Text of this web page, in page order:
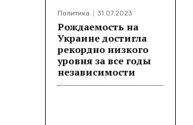
Политика 31.07.2023
Рождаемость на
Украине достигла
рекордно низкого
уровня за все годы
независимости